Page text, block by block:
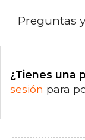
Preguntas
¿Tienes una
sesión para